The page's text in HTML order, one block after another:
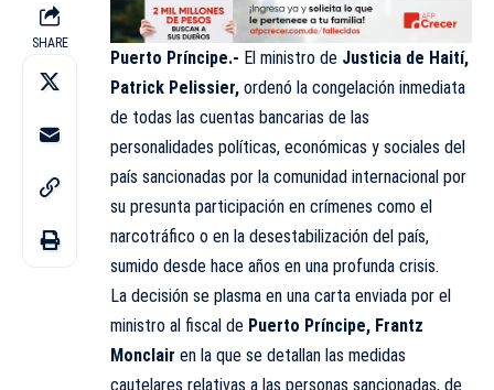
SHARE
Puerto Príncipe.- El ministro de Justicia de Haití,
Patrick Pelissier, ordenó la congelación inmediata
de todas las cuentas bancarias de las
personalidades políticas, económicas y sociales del
país sancionadas por la comunidad internacional por
su presunta participación en crímenes como el
narcotráfico o en la desestabilización del país,
sumido desde hace años en una profunda crisis.
La decisión se plasma en una carta enviada por el
ministro al fiscal de Puerto Príncipe, Frantz
Monclair en la que se detallan las medidas
cautelares relativas a las personas sancionadas, de